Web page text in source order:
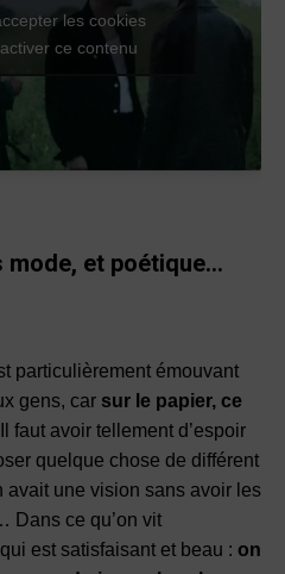
les cookies
ce contenu
mode, et poétique…
particulièrement émouvant
gens, car sur le papier, ce
Il faut avoir tellement d’espoir
quelque chose de différent
avait une vision sans avoir les
Dans ce qu’on vit
est satisfaisant et beau : on